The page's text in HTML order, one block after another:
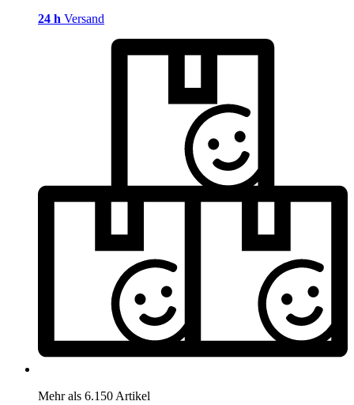
24 h Versand
Mehr als 6.150 Artikel